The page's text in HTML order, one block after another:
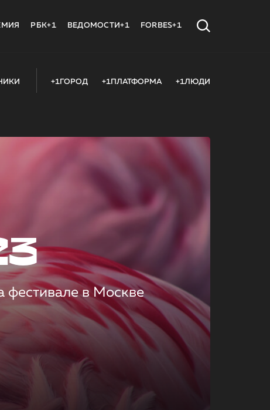
РБК+1 ВЕДОМОСТИ+1 FORBES+1
+1ГОРОД +1ПЛАТФОРМА +1ЛЮДИ
фестивале в Москве